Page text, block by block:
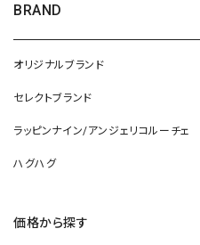
BRAND
オリジナルブランド
セレクトブランド
ラッピンナイン/アンジェリコルーチェ
ハグハグ
価格から探す